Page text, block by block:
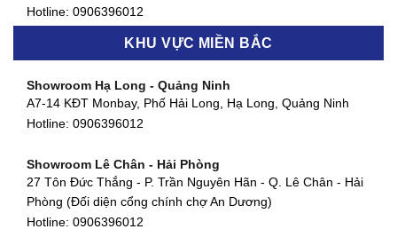
877 Huỳnh Tấn Phát, Phú Thuận, Quận 7, TP HCM
Hotline:0906396012
580 Phan Văn Trị, Phường 7, Quận 5, TP HCM
Hotline:0906396012
90 Đ. Cộng Hòa, Phường 4, Tân Bình, TP HCM
Hotline:0906396012
Hotline: 0906396012
Showroom Thanh Khê - Đà Nẵng
Hotline:0906396012
Showroom Cẩm Lệ - Đà Nẵng
Hotline:0906396012
Showroom Huế
54 Hùng Vương, Phú Hội, Thành phố Huế, Thừa Thiên Huế
KHU VỰC MIỀN BẮC
Showroom Hạ Long - Quảng Ninh
A7-14 KĐT Monbay, Phố Hải Long, Hạ Long, Quảng Ninh
Hotline: 0906396012
Showroom Lê Chân - Hải Phòng
27 Tôn Đức Thắng - P. Trần Nguyên Hãn - Q. Lê Chân - Hải
Phòng (Đối diện cổng chính chợ An Dương)
Hotline: 0906396012